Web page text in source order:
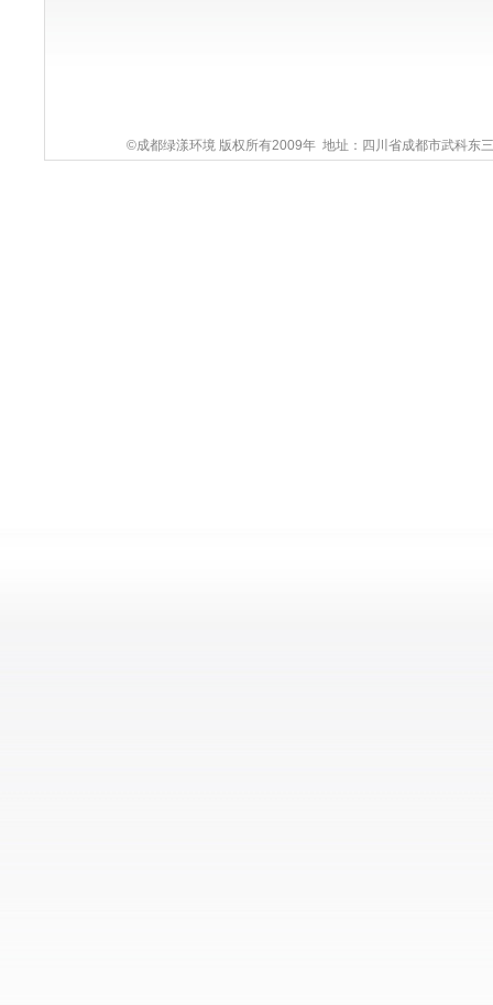
©成都绿漾环境 版权所有2009年 地址：四川省成都市武科